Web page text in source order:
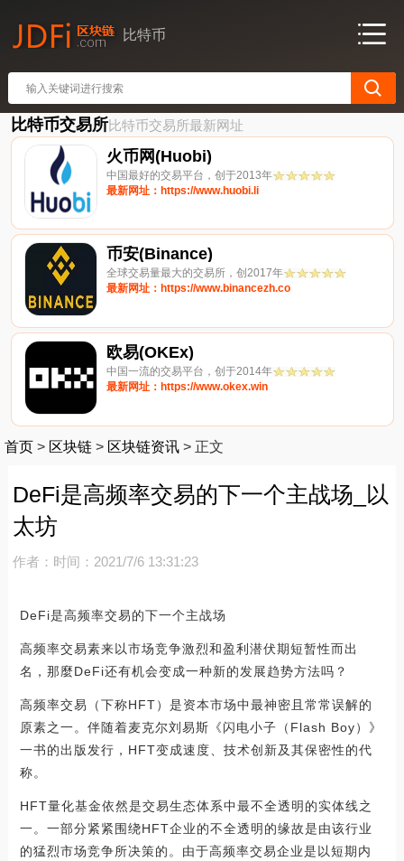
比特币
比特币交易所比特币交易所最新网址
火币网(Huobi)
中国最好的交易平台，创于2013年
最新网址：https://www.huobi.li
币安(Binance)
全球交易量最大的交易所，创2017年
最新网址：https://www.binancezh.co
欧易(OKEx)
中国一流的交易平台，创于2014年
最新网址：https://www.okex.win
首页 > 区块链 > 区块链资讯 > 正文
DeFi是高频率交易的下一个主战场_以
太坊
作者： 时间：2021/7/6 13:31:23
DeFi是高频率交易的下一个主战场
高频率交易素来以市场竞争激烈和盈利潜伏期短暂性而出
名，那麼DeFi还有机会变成一种新的发展趋势方法吗？
高频率交易（下称HFT）是资本市场中最神密且常常误解的
原素之一。伴随着麦克尔刘易斯《闪电小子（Flash Boy）》
一书的出版发行，HFT变成速度、技术创新及其保密性的代
称。
HFT量化基金依然是交易生态体系中最不全透明的实体线之
一。一部分紧紧围绕HFT企业的不全透明的缘故是由该行业
的猛烈市场竞争所决策的。由于高频率交易企业是以短期内